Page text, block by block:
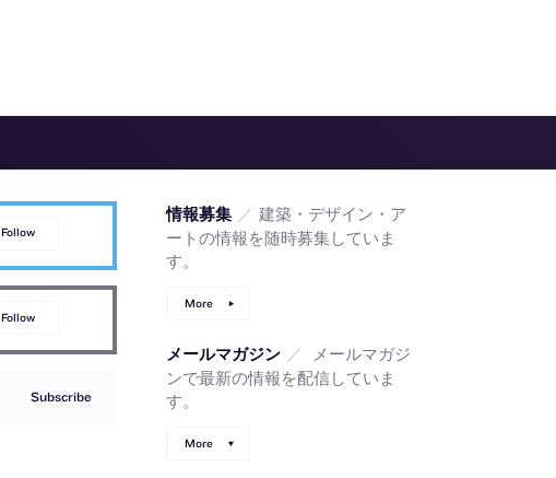
Follow
Follow
Subscribe
情報募集 ／ 建築・デザイン・ア
ートの情報を随時募集していま
す。
More
メールマガジン ／
メールマガジ
ンで最新の情報を配信していま
す。
More